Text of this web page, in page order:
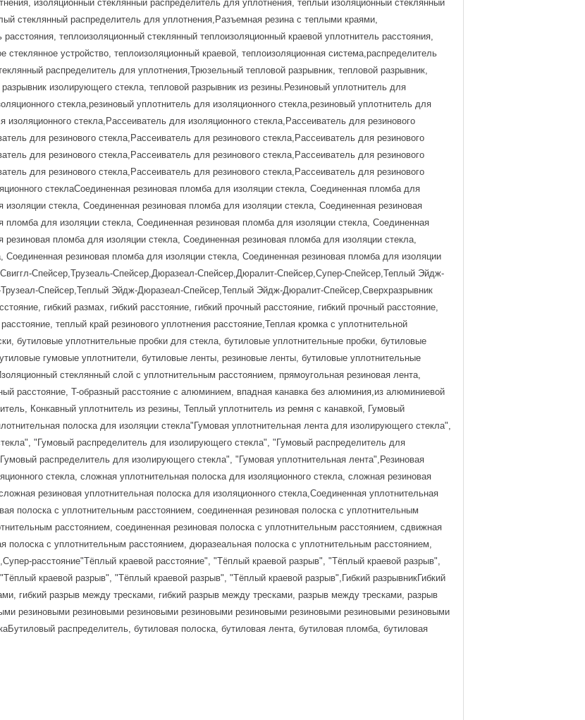
изоляционный стеклянный распределитель для уплотнения, теплый изоляционный стеклянный
стеклянный распределитель для уплотнения,Разъемная резина с теплыми краями,
теплоизоляционный стеклянный теплоизоляционный краевой уплотнитель расстояния,
стеклянное устройство, теплоизоляционный краевой, теплоизоляционная система,распределитель
распределитель для уплотнения,Трюзельный тепловой разрывник, тепловой разрывник,
изолирующего стекла, тепловой разрывник из резины. Резиновый уплотнитель для
стекла,резиновый уплотнитель для изоляционного стекла,резиновый уплотнитель для
стекла,Рассеиватель для изоляционного стекла,Рассеиватель для резинового
для резинового стекла,Рассеиватель для резинового стекла,Рассеиватель для резинового
для резинового стекла,Рассеиватель для резинового стекла,Рассеиватель для резинового
для резинового стекла,Рассеиватель для резинового стекла,Рассеиватель для резинового
стеклаСоединенная резиновая пломба для изоляции стекла, Соединенная пломба для
стекла, Соединенная резиновая пломба для изоляции стекла, Соединенная резиновая
для изоляции стекла, Соединенная резиновая пломба для изоляции стекла, Соединенная
пломба для изоляции стекла, Соединенная резиновая пломба для изоляции стекла,
резиновая пломба для изоляции стекла, Соединенная резиновая пломба для изоляции
Спейсер,Трузеаль-Спейсер,Дюразеал-Спейсер,Дюралит-Спейсер,Супер-Спейсер,Теплый Эйдж-
Спейсер,Теплый Эйдж-Дюразеал-Спейсер,Теплый Эйдж-Дюралит-Спейсер,Сверхразрывник
гибкий размах, гибкий расстояние, гибкий прочный расстояние, гибкий прочный расстояние,
теплый край резинового уплотнения расстояние,Теплая кромка с уплотнительной
бутиловые уплотнительные пробки для стекла, бутиловые уплотнительные пробки, бутиловые
гумовые уплотнители, бутиловые ленты, резиновые ленты, бутиловые уплотнительные
стеклянный слой с уплотнительным расстоянием, прямоугольная резиновая лента,
расстояние, T-образный расстояние с алюминием, впадная канавка без алюминия,из алюминиевой
Конкавный уплотнитель из резины, Теплый уплотнитель из ремня с канавкой, Гумовый
полоска для изоляции стекла"Гумовая уплотнительная лента для изолирующего стекла",
"Гумовый распределитель для изолирующего стекла", "Гумовый распределитель для
распределитель для изолирующего стекла", "Гумовая уплотнительная лента",Резиновая
стекла, сложная уплотнительная полоска для изоляционного стекла, сложная резиновая
резиновая уплотнительная полоска для изоляционного стекла,Соединенная уплотнительная
полоска с уплотнительным расстоянием, соединенная резиновая полоска с уплотнительным
расстоянием, соединенная резиновая полоска с уплотнительным расстоянием, сдвижная
полоска с уплотнительным расстоянием, дюразеальная полоска с уплотнительным расстоянием,
расстояние"Тёплый краевой расстояние", "Тёплый краевой разрыв", "Тёплый краевой разрыв",
краевой разрыв", "Тёплый краевой разрыв", "Тёплый краевой разрыв",Гибкий разрывникГибкий
гибкий разрыв между тресками, гибкий разрыв между тресками, разрыв между тресками, разрыв
резиновыми резиновыми резиновыми резиновыми резиновыми резиновыми резиновыми резиновыми
распределитель, бутиловая полоска, бутиловая лента, бутиловая пломба, бутиловая